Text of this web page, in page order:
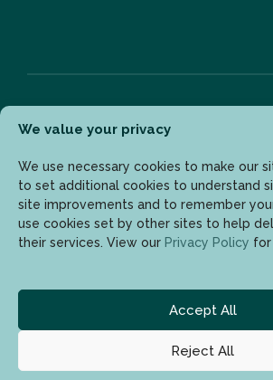
We value your privacy
We use necessary cookies to make our
to set additional cookies to understand
site improvements and to remember
use cookies set by other sites to help
their services. View our Privacy Policy for
Accept All
Reject All
Bülten
Son gelişmelerden haberdar olmak
adresinizi girin.